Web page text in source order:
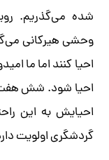
شده می‌گذریم.
وحشی هیرکانی
احیا کنند اما ما
احیا شود. شش هفت
احیایش به این
گردشگری اولویت